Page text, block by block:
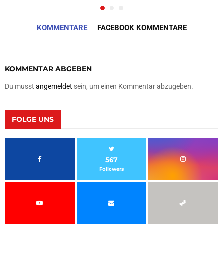
KOMMENTARE FACEBOOK KOMMENTARE
KOMMENTAR ABGEBEN
Du musst angemeldet sein, um einen Kommentar abzugeben.
FOLGE UNS
567
Followers